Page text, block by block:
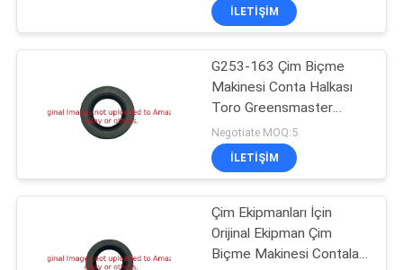
İLETIŞIM
G253-163 Çim Biçme
Makinesi Conta Halkası
Toro Greensmaster
1000'e Uyar
Negotiate MOQ:5
İLETIŞIM
Çim Ekipmanları İçin
Orijinal Ekipman Çim
Biçme Makinesi Contaları